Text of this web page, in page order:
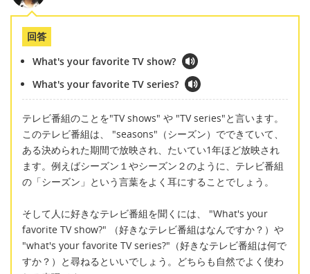
回答
What's your favorite TV show?
What's your favorite TV series?
テレビ番組のことを"TV shows" や "TV series"と言います。
このテレビ番組は、 "seasons"（シーズン）でできていて、
ある決められた期間で放映され、たいてい1年ほど放映され
ます。例えばシーズン１やシーズン２のように、テレビ番組
の「シーズン」という言葉をよく耳にすることでしょう。
そして人に好きなテレビ番組を聞くには、 "What's your
favorite TV show?" （好きなテレビ番組はなんですか？）や
"what's your favorite TV series?"（好きなテレビ番組は何で
すか？）と尋ねるといいでしょう。どちらも自然でよく使わ